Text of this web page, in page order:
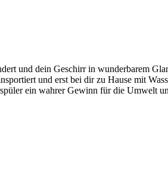
und dein Geschirr in wunderbarem
und erst bei dir zu Hause mit
ein wahrer Gewinn für die Umwelt